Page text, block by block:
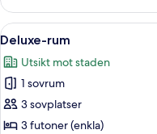
dubbelrum
utsikt
staden
Öppna
alla
foton
för
Deluxe-
rum
4
Deluxe-rum
Utsikt mot staden
1 sovrum
3 sovplatser
3 futoner (enkla)